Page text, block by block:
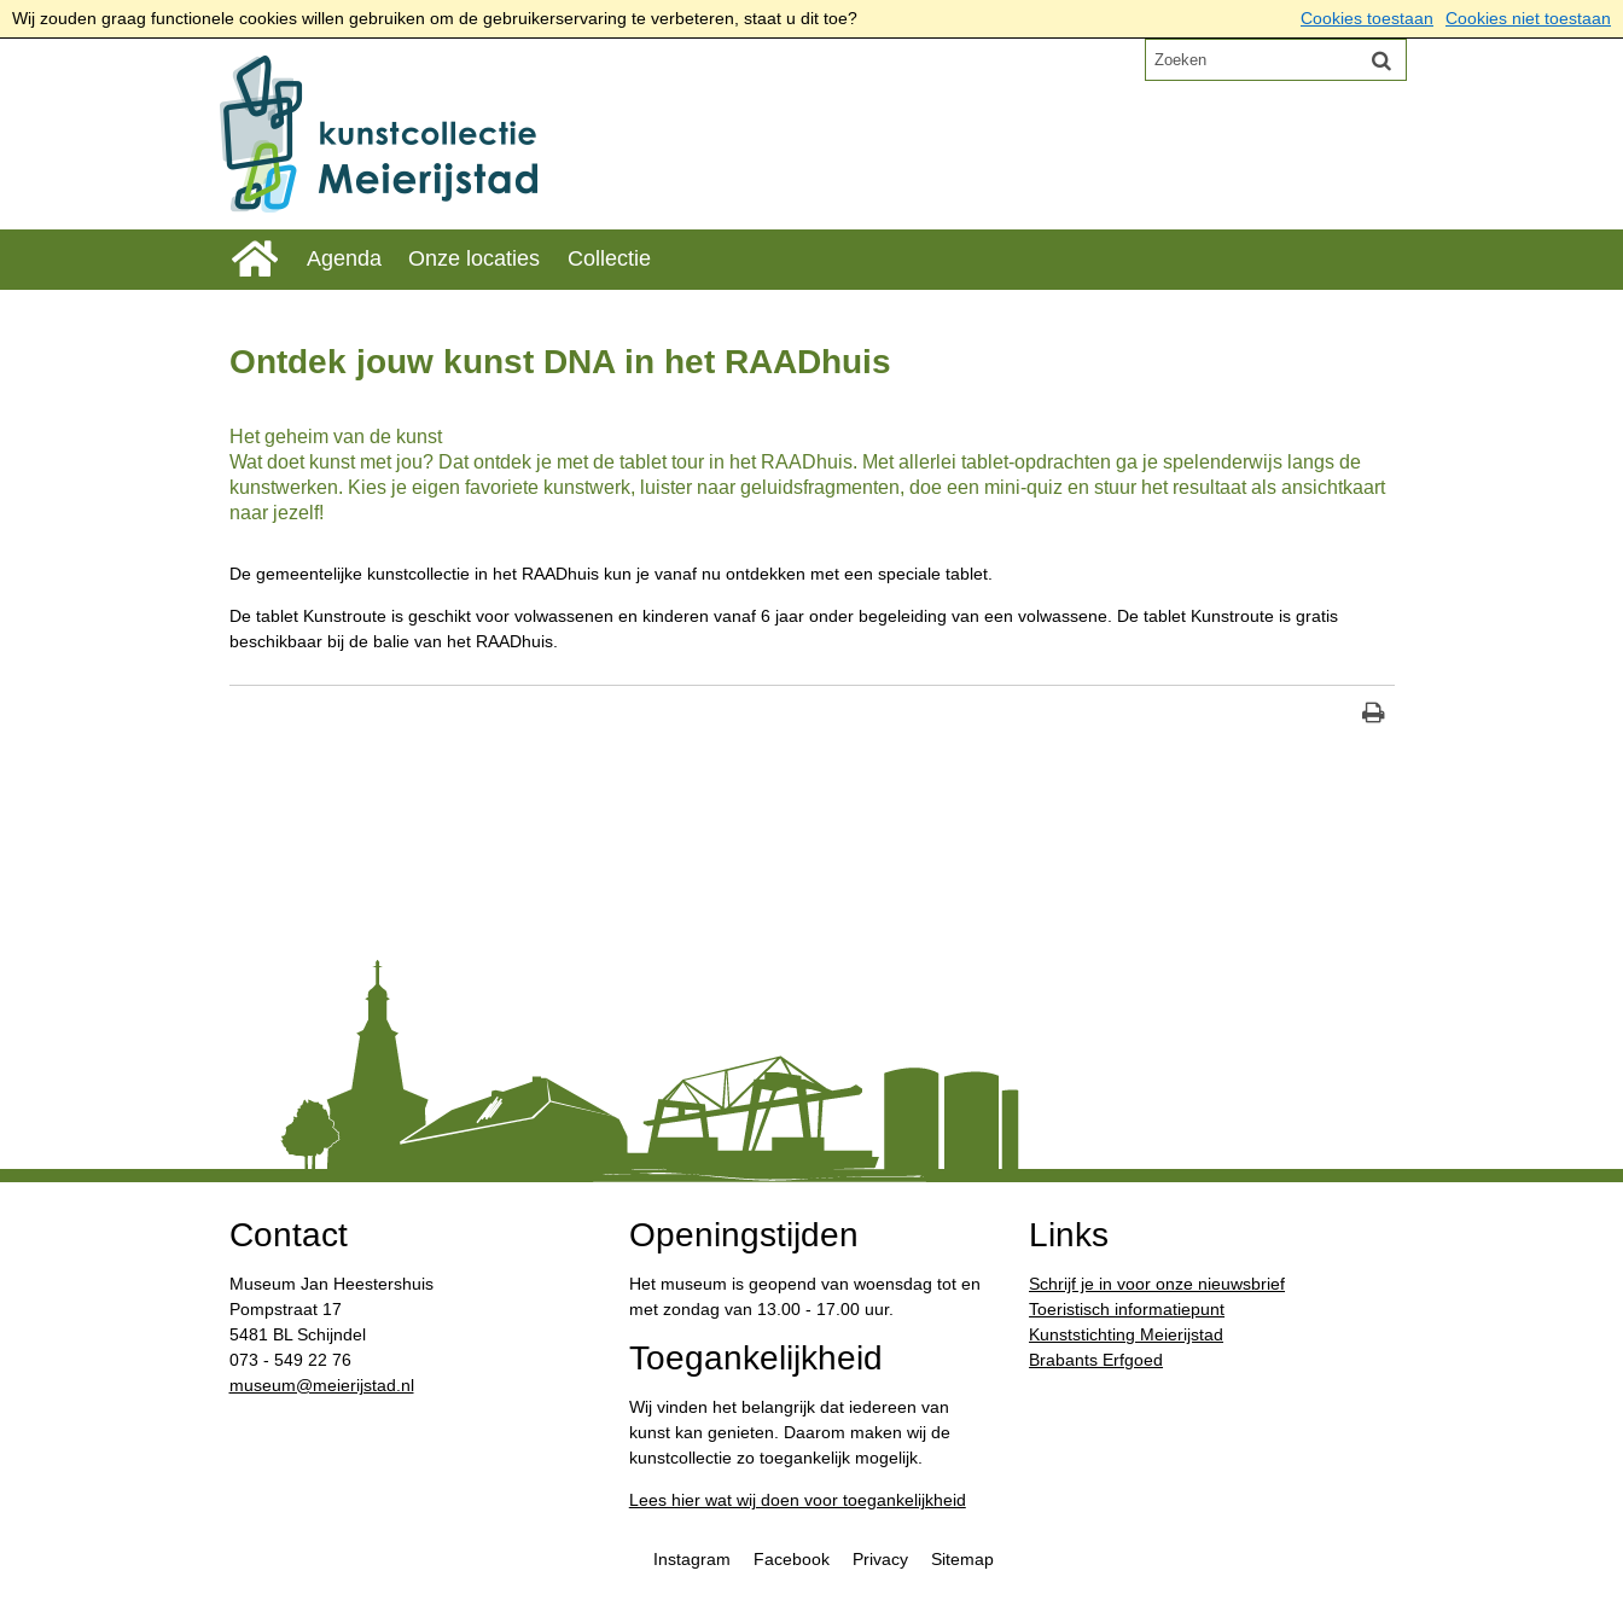
Wij zouden graag functionele cookies willen gebruiken om de gebruikerservaring te verbeteren, staat u dit toe? Cookies toestaan Cookies niet toestaan
Agenda Onze locaties Collectie
Ontdek jouw kunst DNA in het RAADhuis
Het geheim van de kunst
Wat doet kunst met jou? Dat ontdek je met de tablet tour in het RAADhuis. Met allerlei tablet-opdrachten ga je spelenderwijs langs de
kunstwerken. Kies je eigen favoriete kunstwerk, luister naar geluidsfragmenten, doe een mini-quiz en stuur het resultaat als ansichtkaart
naar jezelf!
De gemeentelijke kunstcollectie in het RAADhuis kun je vanaf nu ontdekken met een speciale tablet.
De tablet Kunstroute is geschikt voor volwassenen en kinderen vanaf 6 jaar onder begeleiding van een volwassene. De tablet Kunstroute is gratis
beschikbaar bij de balie van het RAADhuis.
Contact
Museum Jan Heestershuis
Pompstraat 17
5481 BL Schijndel
073 - 549 22 76
​museum@meierijstad.nl
Openingstijden
Het museum is geopend van woensdag tot en
met zondag van 13.00 - 17.00 uur.
Toegankelijkheid
Wij vinden het belangrijk dat iedereen van
kunst kan genieten. Daarom maken wij de
kunstcollectie zo toegankelijk mogelijk.
Lees hier wat wij doen voor toegankelijkheid
Links
Schrijf je in voor onze nieuwsbrief
Toeristisch informatiepunt
Kunststichting Meierijstad
Brabants Erfgoed
Instagram Facebook Privacy Sitemap